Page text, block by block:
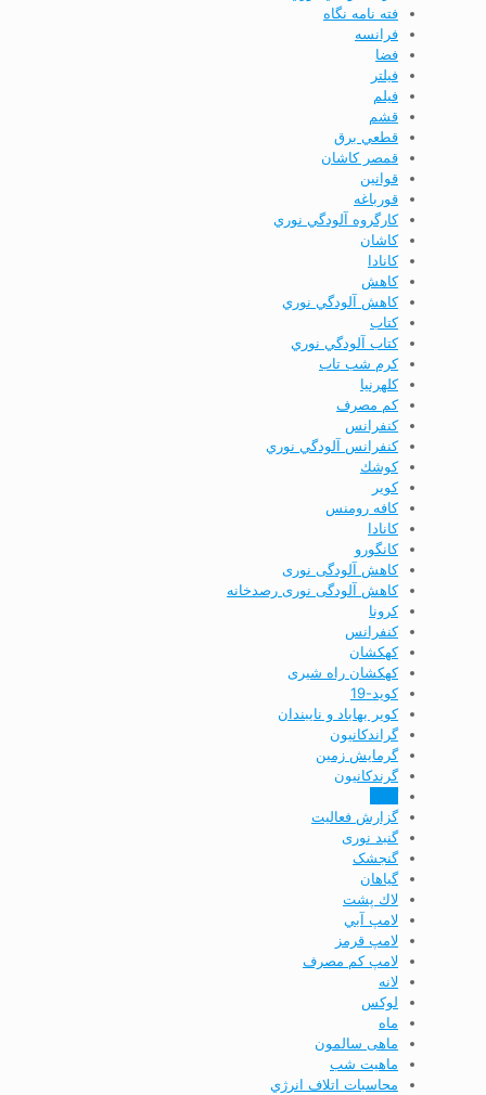
فته نامه نگاه
فرانسه
فضا
فيلتر
فیلم
قشم
قطعي برق
قمصر كاشان
قوانين
قورباغه
كارگروه آلودگي نوري
كاشان
كانادا
كاهش
كاهش آلودگي نوري
كتاب
كتاب آلودگي نوري
كرم شب تاب
كلهرنيا
كم مصرف
كنفرانس
كنفرانس آلودگي نوري
كوشك
كوير
کافه رومنس
کانادا
کانگورو
کاهش آلودگی نوری
کاهش آلودگی نوری رصدخانه
کرونا
کنفرانس
کهکشان
کهکشان راه شیری
کوید-19
کویر بهاباد و نایبندان
گراندكانيون
گرمایش زمین
گرندکانیون
گزارش فعاليت
گنبد نوری
گنجشک
گياهان
لاك پشت
لامپ آبي
لامپ قرمز
لامپ كم مصرف
لانه
لوکس
ماه
ماهی سالمون
ماهیت شب
محاسبات اتلاف انرژي